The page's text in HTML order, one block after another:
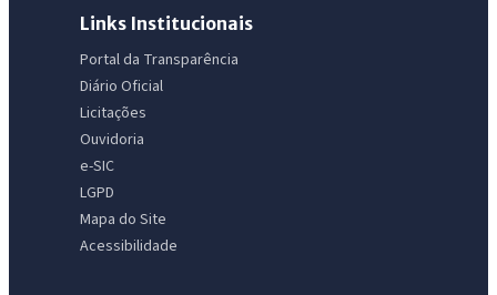
Links Institucionais
Portal da Transparência
Diário Oficial
Licitações
Ouvidoria
e-SIC
LGPD
Mapa do Site
Acessibilidade